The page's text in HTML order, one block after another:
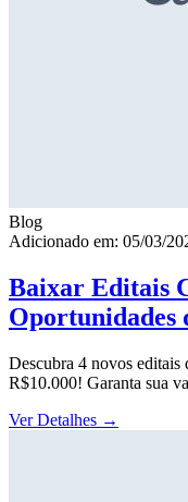
Blog
Adicionado em: 05/03/
Baixar Editais
Oportunidades
Descubra 4 novos editais
R$10.000! Garanta sua
Ver Detalhes →